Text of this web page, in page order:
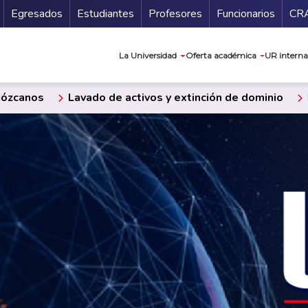
Secundario
Egresados Estudiantes Profesores Funcionarios
La Universidad Oferta académica UR
Lavado de activos y extinción de dominio